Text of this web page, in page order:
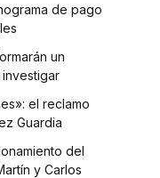
de pago
un
investigar
el reclamo
Guardia
del
y Carlos